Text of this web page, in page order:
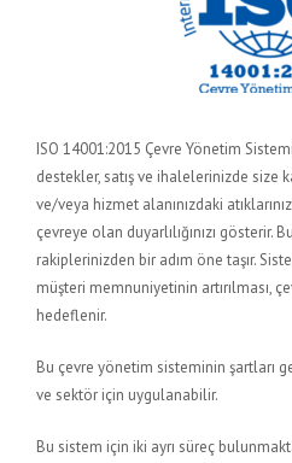
ISO 14001:2015 Çevre Yönetim
destekler, satış ve ihalelerinizde size
ve/veya hizmet alanınızdaki
çevreye olan duyarlılığınızı gösterir.
rakiplerinizden bir adım öne taşır.
müşteri memnuniyetinin artırılması,
hedeflenir.
Bu çevre yönetim sisteminin şartları
ve sektör için uygulanabilir.
Bu sistem için iki ayrı süreç